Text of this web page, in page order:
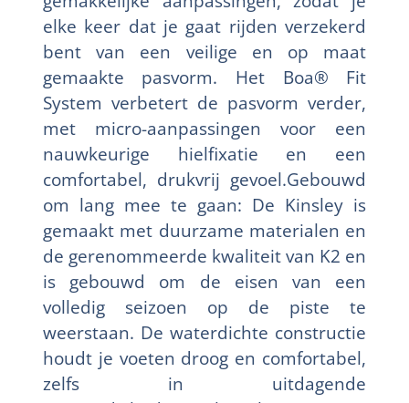
elke keer dat je gaat rijden verzekerd
bent van een veilige en op maat
gemaakte pasvorm. Het Boa® Fit
System verbetert de pasvorm verder,
met micro-aanpassingen voor een
nauwkeurige hielfixatie en een
comfortabel, drukvrij gevoel.Gebouwd
om lang mee te gaan: De Kinsley is
gemaakt met duurzame materialen en
de gerenommeerde kwaliteit van K2 en
is gebouwd om de eisen van een
volledig seizoen op de piste te
weerstaan. De waterdichte constructie
houdt je voeten droog en comfortabel,
zelfs in uitdagende